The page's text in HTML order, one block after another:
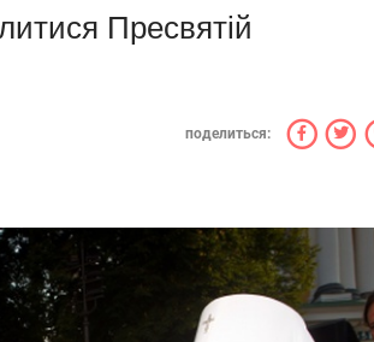
Пресвятій
поделиться: